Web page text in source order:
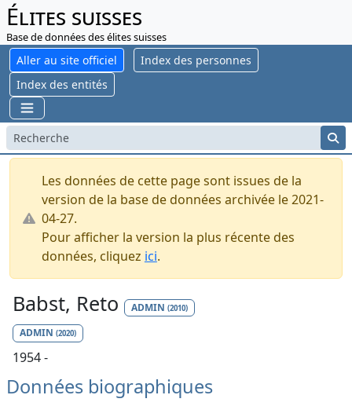
Élites suisses
Base de données des élites suisses
Aller au site officiel
Index des personnes
Index des entités
Les données de cette page sont issues de la
version de la base de données archivée le 2021-
04-27.
Pour afficher la version la plus récente des
données, cliquez ici.
Babst, Reto ADMIN (2010)
ADMIN (2020)
1954 -
Données biographiques